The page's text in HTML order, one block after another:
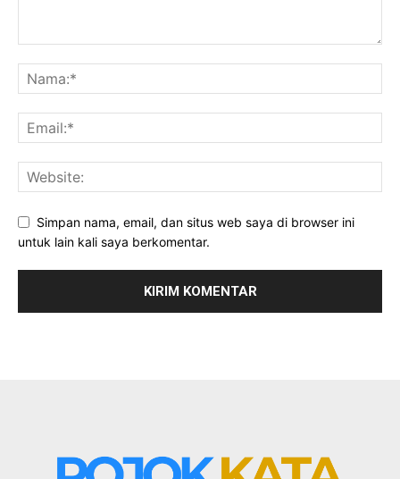
Simpan nama, email, dan situs web saya di browser ini
untuk lain kali saya berkomentar.